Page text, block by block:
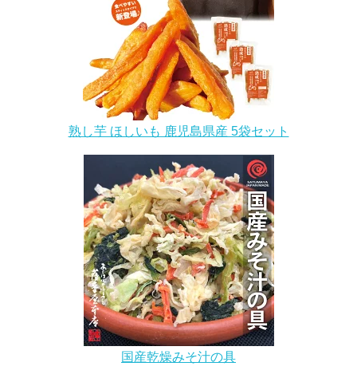
熟し芋 ほしいも 鹿児島県産 5袋セット
国産乾燥みそ汁の具